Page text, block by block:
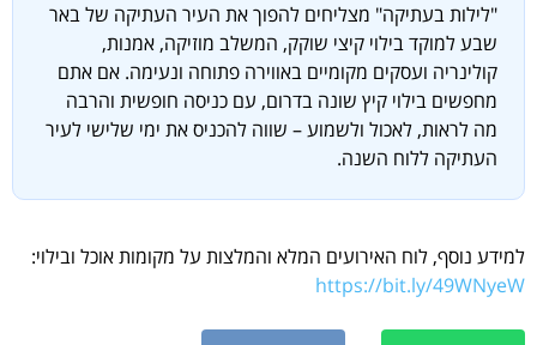
"לילות בעתיקה" מצליחים להפוך את העיר העתיקה של באר
שבע למוקד בילוי קיצי שוקק, המשלב מוזיקה, אמנות,
קולינריה ועסקים מקומיים באווירה פתוחה ונעימה. אם אתם
מחפשים בילוי קיץ שונה בדרום, עם כניסה חופשית והרבה
מה לראות, לאכול ולשמוע – שווה להכניס את ימי שלישי לעיר
העתיקה ללוח השנה.
למידע נוסף, לוח האירועים המלא והמלצות על מקומות אוכל ובילוי:
https://bit.ly/49WNyeW